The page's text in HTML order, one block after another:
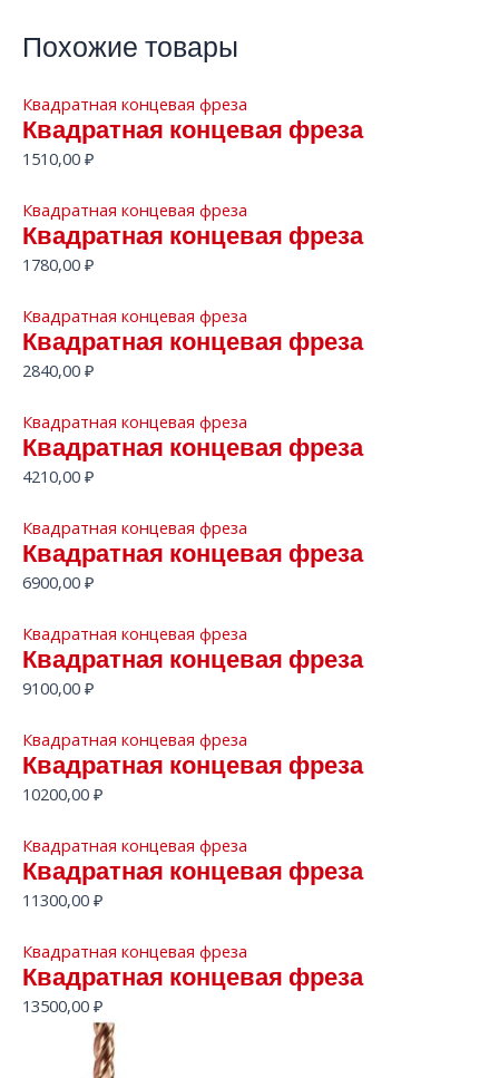
Похожие товары
Квадратная концевая фреза
Квадратная концевая фреза
1510,00 ₽
Квадратная концевая фреза
Квадратная концевая фреза
1780,00 ₽
Квадратная концевая фреза
Квадратная концевая фреза
2840,00 ₽
Квадратная концевая фреза
Квадратная концевая фреза
4210,00 ₽
Квадратная концевая фреза
Квадратная концевая фреза
6900,00 ₽
Квадратная концевая фреза
Квадратная концевая фреза
9100,00 ₽
Квадратная концевая фреза
Квадратная концевая фреза
10200,00 ₽
Квадратная концевая фреза
Квадратная концевая фреза
11300,00 ₽
Квадратная концевая фреза
Квадратная концевая фреза
13500,00 ₽